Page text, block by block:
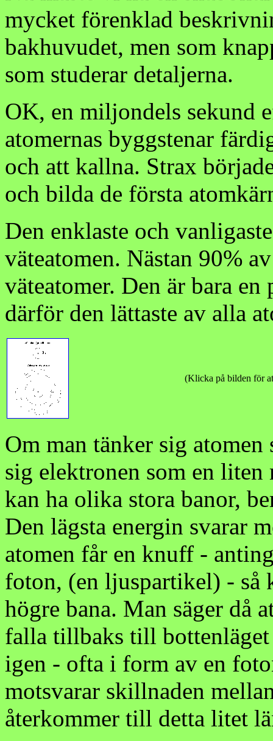
mycket förenklad
bakhuvudet, men som
som studerar detaljerna.
OK, en miljondels sekund
atomernas byggstenar
och att kallna. Strax
och bilda de första
Den enklaste och
väteatomen. Nästan 90%
väteatomer. Den är bara
därför den lättaste av alla
(Klicka på bilden för
Om man tänker sig
sig elektronen som en
kan ha olika stora banor,
Den lägsta energin svarar
atomen får en knuff -
foton, (en ljuspartikel) - så
högre bana. Man säger då
falla tillbaks till bottenläget
igen - ofta i form av en
motsvarar skillnaden
återkommer till detta litet